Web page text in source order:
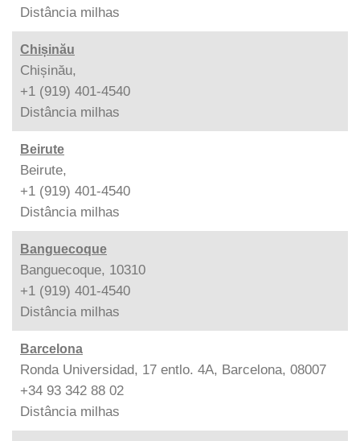
Distância milhas
Chișinău
Chișinău,
+1 (919) 401-4540
Distância milhas
Beirute
Beirute,
+1 (919) 401-4540
Distância milhas
Banguecoque
Banguecoque, 10310
+1 (919) 401-4540
Distância milhas
Barcelona
Ronda Universidad, 17 entlo. 4A, Barcelona, 08007
+34 93 342 88 02
Distância milhas